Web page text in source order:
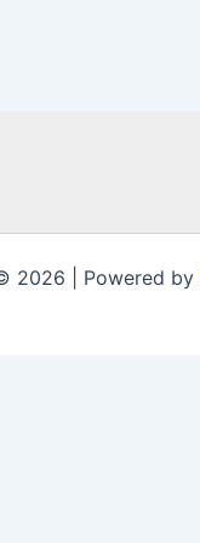
2026 | Powered by